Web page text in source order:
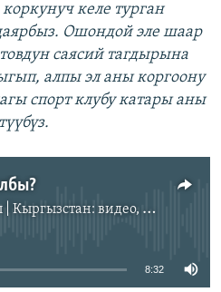
келе турган
Ошондой эле шаар
саясий тагдырына
алпы эл аны коргоону
спорт клубу катары аны
видео, фото, кабарлар
currently available
8:32